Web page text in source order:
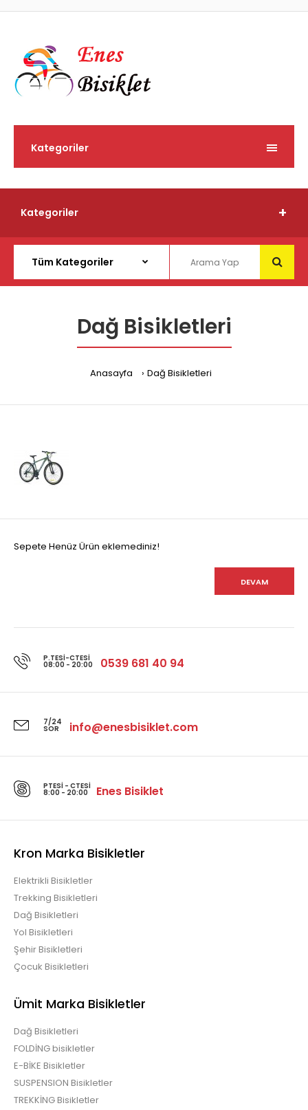
Kategoriler
Kategoriler
Dağ Bisikletleri
Anasayfa Dağ Bisikletleri
Sepete Henüz Ürün eklemediniz!
DEVAM
P.TESI-CTESI
08:00 - 20:00 0539 681 40 94
7/24
SOR info@enesbisiklet.com
PTESI - CTESI
8:00 - 20:00 Enes Bisiklet
Kron Marka Bisikletler
Elektrikli Bisikletler
Trekking Bisikletleri
Dağ Bisikletleri
Yol Bisikletleri
Şehir Bisikletleri
Çocuk Bisikletleri
Ümit Marka Bisikletler
Dağ Bisikletleri
FOLDİNG bisikletler
E-BİKE Bisikletler
SUSPENSION Bisikletler
TREKKİNG Bisikletler